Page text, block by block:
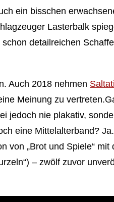
ein bisschen
Lasterbalk
detailreichen
Auch 2018 nehmen
Meinung zu
jedoch nie plakativ,
eine Mittelalterband?
von „Brot und Spiele“ mit
– zwölf zuvor